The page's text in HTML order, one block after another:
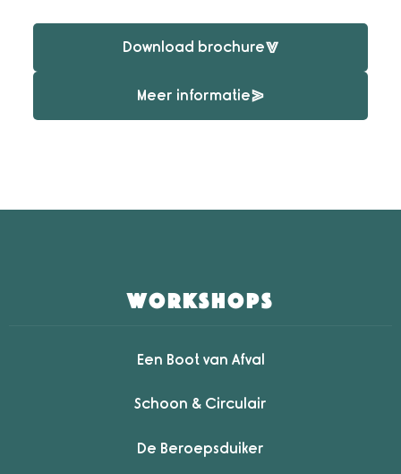
Download brochure
Meer informatie
workshops
Een Boot van Afval
Schoon & Circulair
De Beroepsduiker